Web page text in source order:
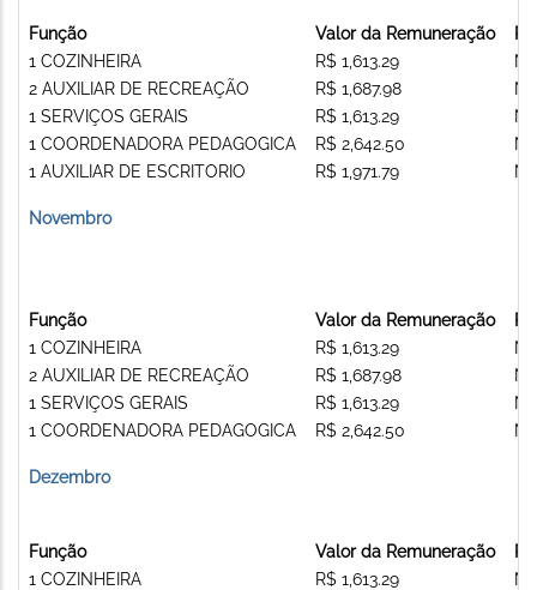
Função
1 COZINHEIRA
2 AUXILIAR DE RECREAÇÃO
1 SERVIÇOS GERAIS
1 COORDENADORA PEDAGOGICA
1 AUXILIAR DE ESCRITORIO
Valor da Remuneração
R$ 1,613.29
R$ 1,687.98
R$ 1,613.29
R$ 2,642.50
R$ 1,971.79
Novembro
Função
1 COZINHEIRA
2 AUXILIAR DE RECREAÇÃO
1 SERVIÇOS GERAIS
1 COORDENADORA PEDAGOGICA
Valor da Remuneração
R$ 1,613.29
R$ 1,687.98
R$ 1,613.29
R$ 2,642.50
Dezembro
Função
1 COZINHEIRA
Valor da Remuneração
R$ 1,613.29